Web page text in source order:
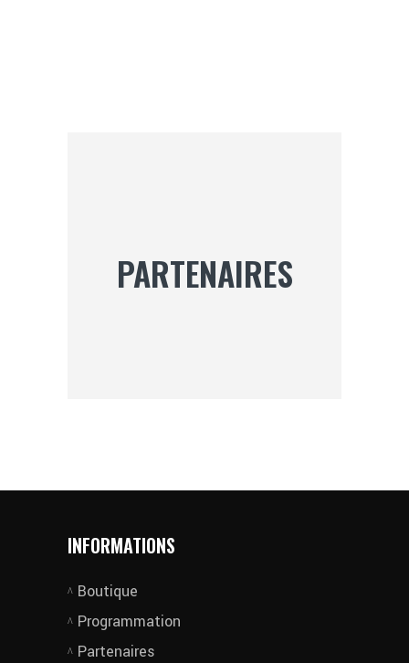
PARTENAIRES
INFORMATIONS
Boutique
Programmation
Partenaires